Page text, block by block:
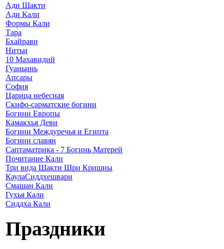
Ади Шакти
Ади Кали
Формы Кали
Тара
Бхайрави
Нитьи
10 Махавидий
Гуаньинь
Апсары
София
Царица небесная
Скифо-сарматские богини
Богини Европы
Камакхья Деви
Богини Междуречья и Египта
Богини славян
Саптаматрика - 7 Богинь Матерей
Почитание Кали
Три вида Шакти Шри Кришны
КаулаСиддхешвари
Смашан Кали
Гухья Кали
Сиддха Кали
Праздники